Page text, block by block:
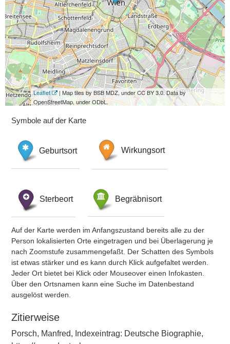
Leaflet
| Map tiles by BSB MDZ, under CC BY 3.0. Data by
OpenStreetMap, under ODbL.
Symbole auf der Karte
Geburtsort Wirkungsort
Sterbeort Begräbnisort
Auf der Karte werden im Anfangszustand bereits alle zu der
Person lokalisierten Orte eingetragen und bei Überlagerung je
nach Zoomstufe zusammengefaßt. Der Schatten des Symbols
ist etwas stärker und es kann durch Klick aufgefaltet werden.
Jeder Ort bietet bei Klick oder Mouseover einen Infokasten.
Über den Ortsnamen kann eine Suche im Datenbestand
ausgelöst werden.
Zitierweise
Porsch, Manfred, Indexeintrag: Deutsche Biographie,